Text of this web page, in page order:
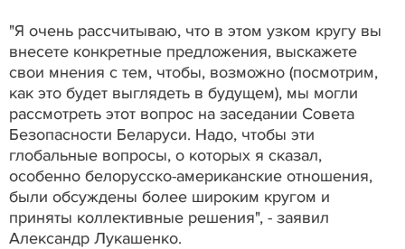
"Я очень рассчитываю, что в этом узком кругу вы
внесете конкретные предложения, выскажете
свои мнения с тем, чтобы, возможно (посмотрим,
как это будет выглядеть в будущем), мы могли
рассмотреть этот вопрос на заседании Совета
Безопасности Беларуси. Надо, чтобы эти
глобальные вопросы, о которых я сказал,
особенно белорусско-американские отношения,
были обсуждены более широким кругом и
приняты коллективные решения", - заявил
Александр Лукашенко.